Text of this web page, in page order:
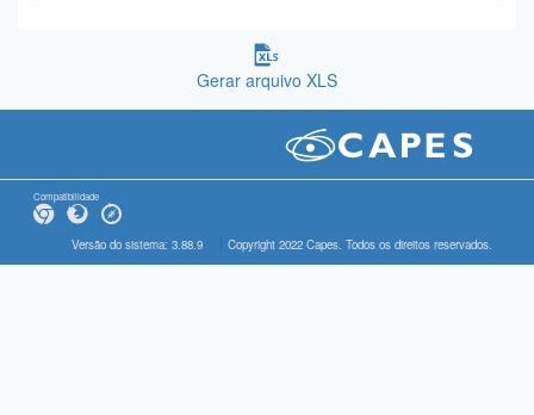
Gerar arquivo XLS
Compatibilidade
Versão do sistema: 3.88.9 Copyright 2022 Capes. Todos os direitos reservados.